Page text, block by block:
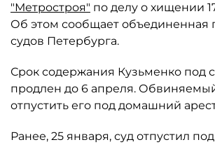
"Метростроя" по делу о хищении
Об этом сообщает объединенная
судов Петербурга.
Срок содержания Кузьменко под
продлен до 6 апреля.
отпустить его под домашний
Ранее, 25 января, суд отпустил